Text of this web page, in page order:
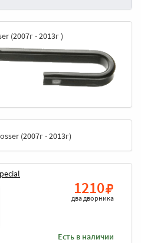
(2007г - 2013г )
(2007г - 2013г)
1210
два дворника
Есть в наличии